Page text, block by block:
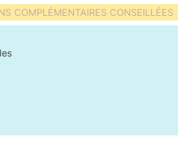
COMPLÉMENTAIRES CONSEILLÉES